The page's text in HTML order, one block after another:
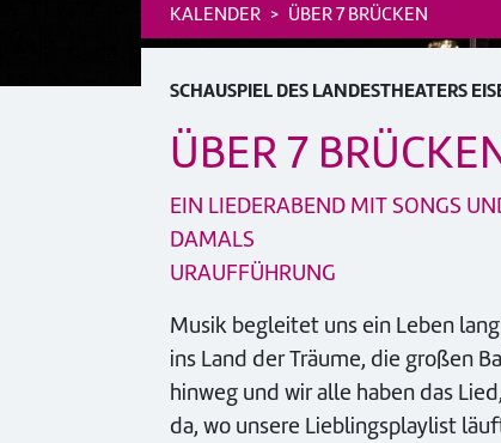
KALENDER ÜBER 7 BRÜCKEN
SCHAUSPIEL DES LANDESTHEATERS
ÜBER 7
EIN LIEDERABEND MIT SONGS
DAMALS
URAUFFÜHRUNG
Musik begleitet uns ein Leben
ins Land der Träume, die großen
hinweg und wir alle haben das
da, wo unsere Lieblingsplaylist